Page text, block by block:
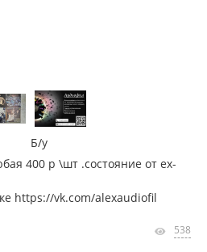
Б/у
400 р \шт .состояние от ех-
https://vk.com/alexaudiofil
538